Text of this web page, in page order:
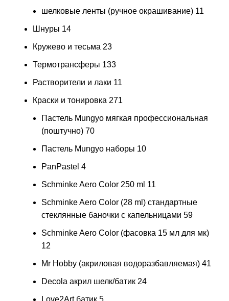
шелковые ленты (ручное окрашивание) 11
Шнуры 14
Кружево и тесьма 23
Термотрансферы 133
Растворители и лаки 11
Краски и тонировка 271
Пастель Mungyo мягкая профессиональная
(поштучно) 70
Пастель Mungyo наборы 10
PanPastel 4
Schminke Aero Color 250 ml 11
Schminke Aero Color (28 ml) стандартные
стеклянные баночки с капельницами 59
Schminke Aero Color (фасовка 15 мл для мк)
12
Mr Hobby (акриловая водоразбавляемая) 41
Decola акрил шелк/батик 24
Love2Art батик 5